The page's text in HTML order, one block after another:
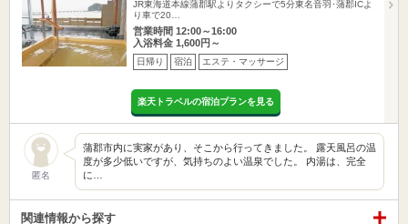
JR東海道本線蒲郡駅よりタクシーで5分東名音羽･蒲郡ICよ
り車で20…
営業時間 12:00～16:00
入浴料金 1,600円～
日帰り 宿泊 エステ・マッサージ
楽天トラベルの宿泊プランを見る
匿名
蒲郡市内に実家があり、そこから行ってきました。 露天風呂の温
度が多少低いですが、気持ちのよい温泉でした。 内湯は、完全
に…
関連情報から探す